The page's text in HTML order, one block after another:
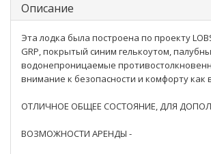
Описание
Эта лодка была построена по проекту
GRP, покрытый синим гелькоутом,
водонепроницаемые
внимание к безопасности и комфорту как
ОТЛИЧНОЕ ОБЩЕЕ СОСТОЯНИЕ, ДЛЯ
ВОЗМОЖНОСТИ АРЕНДЫ -